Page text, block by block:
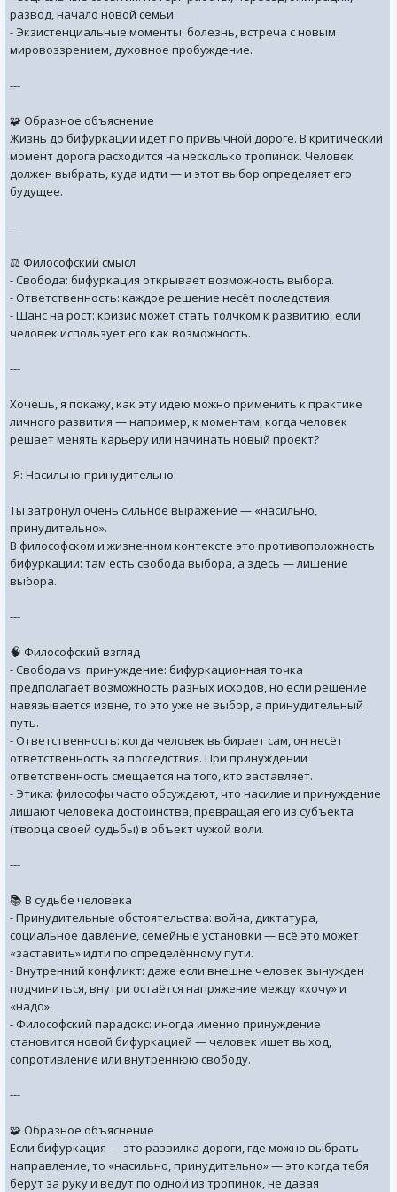
развод, начало новой семьи.
- Экзистенциальные моменты: болезнь, встреча с новым
мировоззрением, духовное пробуждение.
---
🧩 Образное объяснение
Жизнь до бифуркации идёт по привычной дороге. В критический
момент дорога расходится на несколько тропинок. Человек
должен выбрать, куда идти — и этот выбор определяет его
будущее.
---
⚖️ Философский смысл
- Свобода: бифуркация открывает возможность выбора.
- Ответственность: каждое решение несёт последствия.
- Шанс на рост: кризис может стать толчком к развитию, если
человек использует его как возможность.
---
Хочешь, я покажу, как эту идею можно применить к практике
личного развития — например, к моментам, когда человек
решает менять карьеру или начинать новый проект?
-Я: Насильно-принудительно.
Ты затронул очень сильное выражение — «насильно,
принудительно».
В философском и жизненном контексте это противоположность
бифуркации: там есть свобода выбора, а здесь — лишение
выбора.
---
🧠 Философский взгляд
- Свобода vs. принуждение: бифуркационная точка
предполагает возможность разных исходов, но если решение
навязывается извне, то это уже не выбор, а принудительный
путь.
- Ответственность: когда человек выбирает сам, он несёт
ответственность за последствия. При принуждении
ответственность смещается на того, кто заставляет.
- Этика: философы часто обсуждают, что насилие и принуждение
лишают человека достоинства, превращая его из субъекта
(творца своей судьбы) в объект чужой воли.
---
📚 В судьбе человека
- Принудительные обстоятельства: война, диктатура,
социальное давление, семейные установки — всё это может
«заставить» идти по определённому пути.
- Внутренний конфликт: даже если внешне человек вынужден
подчиниться, внутри остаётся напряжение между «хочу» и
«надо».
- Философский парадокс: иногда именно принуждение
становится новой бифуркацией — человек ищет выход,
сопротивление или внутреннюю свободу.
---
🧩 Образное объяснение
Если бифуркация — это развилка дороги, где можно выбрать
направление, то «насильно, принудительно» — это когда тебя
берут за руку и ведут по одной из тропинок, не давая